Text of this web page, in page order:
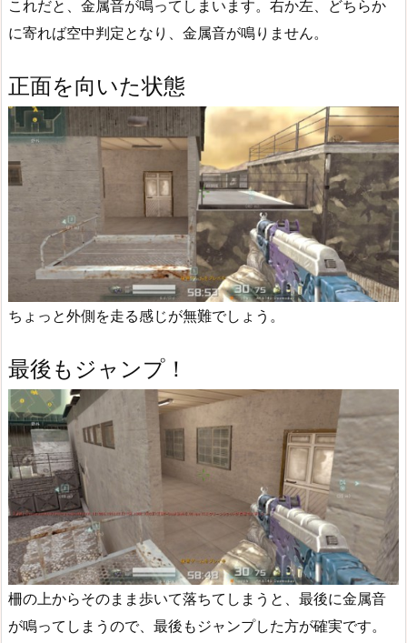
これだと、金属音が鳴ってしまいます。右か左、どちらか
に寄れば空中判定となり、金属音が鳴りません。
正面を向いた状態
ちょっと外側を走る感じが無難でしょう。
最後もジャンプ！
柵の上からそのまま歩いて落ちてしまうと、最後に金属音
が鳴ってしまうので、最後もジャンプした方が確実です。